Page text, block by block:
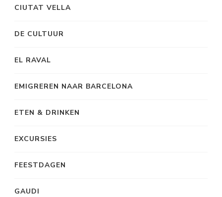
CIUTAT VELLA
DE CULTUUR
EL RAVAL
EMIGREREN NAAR BARCELONA
ETEN & DRINKEN
EXCURSIES
FEESTDAGEN
GAUDI